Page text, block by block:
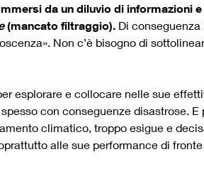
da un diluvio di informazioni
(mancato filtraggio). Di
Non c’è bisogno di
esplorare e collocare nelle sue
con conseguenze disastrose.
climatico, troppo esigue e
alle sue performance di